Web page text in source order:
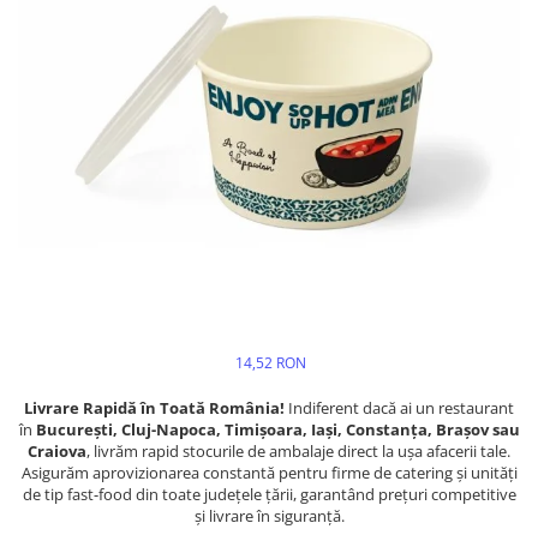
14,52 RON
Livrare Rapidă în Toată România! Indiferent dacă ai un restaurant
în București, Cluj-Napoca, Timișoara, Iași, Constanța, Brașov sau
Craiova, livrăm rapid stocurile de ambalaje direct la ușa afacerii tale.
Asigurăm aprovizionarea constantă pentru firme de catering și unități
de tip fast-food din toate județele țării, garantând prețuri competitive
și livrare în siguranță.